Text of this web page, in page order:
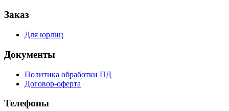
Заказ
Для юрлиц
Документы
Политика обработки ПД
Договор-оферта
Телефоны